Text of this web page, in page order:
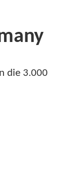
die 3.000